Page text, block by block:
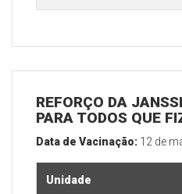
REFORÇO DA
PARA TODOS QUE
Data de Vacinação: 12 de
Unidade